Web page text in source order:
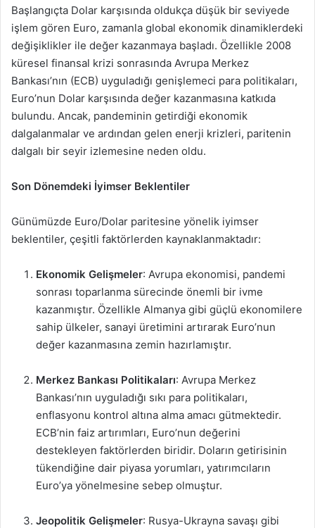
Başlangıçta Dolar karşısında oldukça düşük bir seviyede
işlem gören Euro, zamanla global ekonomik dinamiklerdeki
değişiklikler ile değer kazanmaya başladı. Özellikle 2008
küresel finansal krizi sonrasında Avrupa Merkez
Bankası’nın (ECB) uyguladığı genişlemeci para politikaları,
Euro’nun Dolar karşısında değer kazanmasına katkıda
bulundu. Ancak, pandeminin getirdiği ekonomik
dalgalanmalar ve ardından gelen enerji krizleri, paritenin
dalgalı bir seyir izlemesine neden oldu.
Son Dönemdeki İyimser Beklentiler
Günümüzde Euro/Dolar paritesine yönelik iyimser
beklentiler, çeşitli faktörlerden kaynaklanmaktadır:
Ekonomik Gelişmeler: Avrupa ekonomisi, pandemi
sonrası toparlanma sürecinde önemli bir ivme
kazanmıştır. Özellikle Almanya gibi güçlü ekonomilere
sahip ülkeler, sanayi üretimini artırarak Euro’nun
değer kazanmasına zemin hazırlamıştır.
Merkez Bankası Politikaları: Avrupa Merkez
Bankası’nın uyguladığı sıkı para politikaları,
enflasyonu kontrol altına alma amacı gütmektedir.
ECB’nin faiz artırımları, Euro’nun değerini
destekleyen faktörlerden biridir. Doların getirisinin
tükendiğine dair piyasa yorumları, yatırımcıların
Euro’ya yönelmesine sebep olmuştur.
Jeopolitik Gelişmeler: Rusya-Ukrayna savaşı gibi